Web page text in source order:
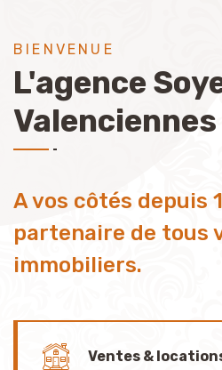
BIENVENUE
L'agence
Valenciennes
A vos côtés depuis
partenaire de tous
immobiliers.
Ventes &